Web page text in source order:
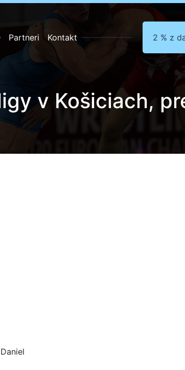
Partneri Kontakt 2 % z
v Košiciach,